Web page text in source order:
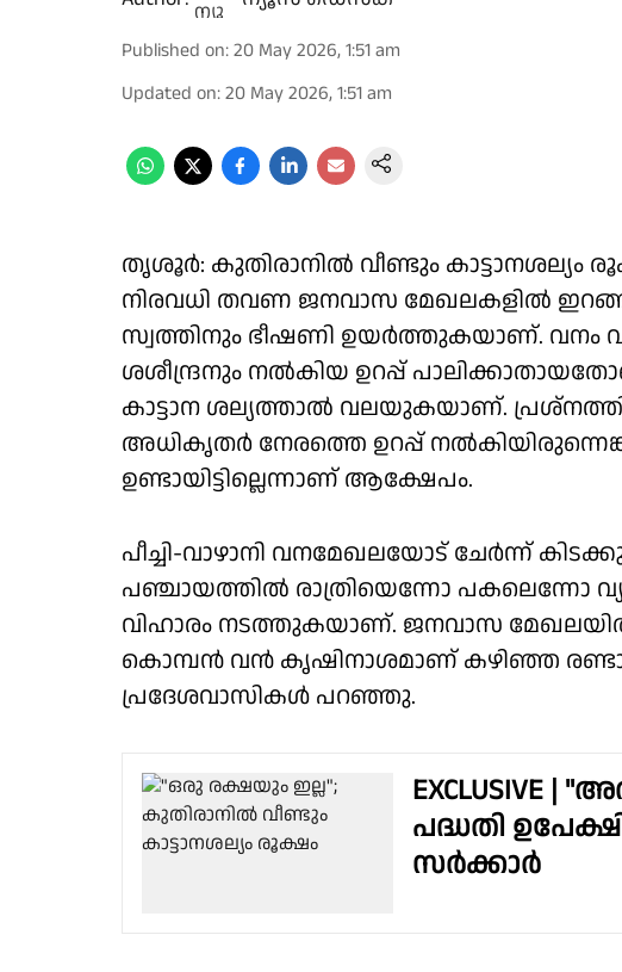
Published on:20 May 2026, 1:51 am
Updated on:20 May 2026, 1:51 am
തൃശൂർ: കുതിരാനിൽ വീണ്ടും കാട്ടാനശല്യം
നിരവധി തവണ ജനവാസ മേഖലകളിൽ
സ്വത്തിനും ഭീഷണി ഉയർത്തുകയാണ്. വനം
ശശീന്ദ്രനും നൽകിയ ഉറപ്പ്
കാട്ടാന ശല്യത്താൽ വലയുകയാണ്.
അധികൃതർ നേരത്തെ ഉറപ്പ്
ഉണ്ടായിട്ടില്ലെന്നാണ് ആക്ഷേപം.
പീച്ചി-വാഴാനി വനമേഖലയോട് ചേർന്ന്
പഞ്ചായത്തിൽ രാത്രിയെന്നോ പകലെന്നോ
വിഹാരം നടത്തുകയാണ്. ജനവാസ മേഖലയിൽ
കൊമ്പൻ വൻ കൃഷിനാശമാണ് കഴിഞ്ഞ
പ്രദേശവാസികൾ പറഞ്ഞു.
EXCLUSIVE
പദ്ധതി
സർക്കാർ